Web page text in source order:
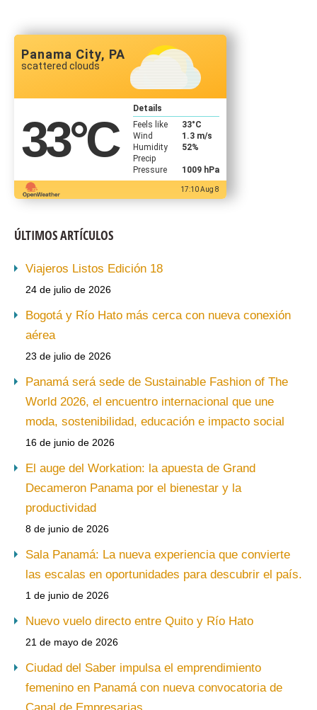
Panama City, PA
scattered clouds
33°C
Details
Feels like
33°C
Wind
1.3 m/s
Humidity
52%
Precip
Pressure
1009 hPa
17:10 Aug 8
ÚLTIMOS ARTÍCULOS
Viajeros Listos Edición 18
24 de julio de 2026
Bogotá y Río Hato más cerca con nueva conexión
aérea
23 de julio de 2026
Panamá será sede de Sustainable Fashion of The
World 2026, el encuentro internacional que une
moda, sostenibilidad, educación e impacto social
16 de junio de 2026
El auge del Workation: la apuesta de Grand
Decameron Panama por el bienestar y la
productividad
8 de junio de 2026
Sala Panamá: La nueva experiencia que convierte
las escalas en oportunidades para descubrir el país.
1 de junio de 2026
Nuevo vuelo directo entre Quito y Río Hato
21 de mayo de 2026
Ciudad del Saber impulsa el emprendimiento
femenino en Panamá con nueva convocatoria de